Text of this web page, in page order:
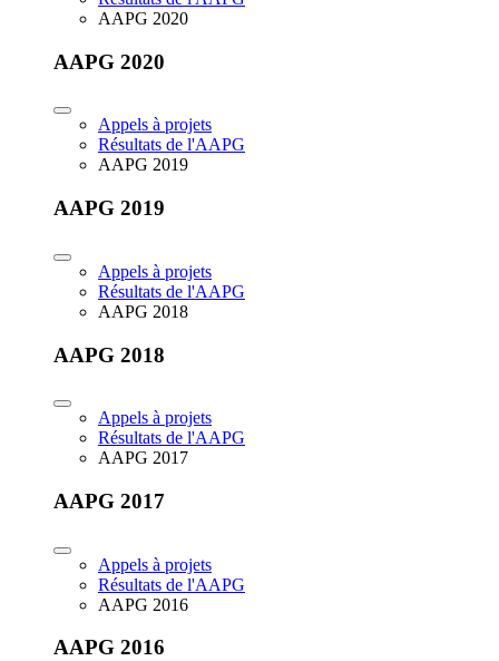
AAPG 2020
AAPG 2020
Appels à projets
Résultats de l'AAPG
AAPG 2019
AAPG 2019
Appels à projets
Résultats de l'AAPG
AAPG 2018
AAPG 2018
Appels à projets
Résultats de l'AAPG
AAPG 2017
AAPG 2017
Appels à projets
Résultats de l'AAPG
AAPG 2016
AAPG 2016